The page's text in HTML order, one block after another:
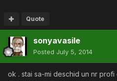
Quote
sonyavasile
Posted July 5, 2014
ok . stai sa-mi deschid un nr